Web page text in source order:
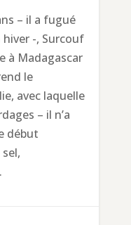
– il a fugué
-, Surcouf
à Madagascar
le
avec laquelle
– il n’a
début